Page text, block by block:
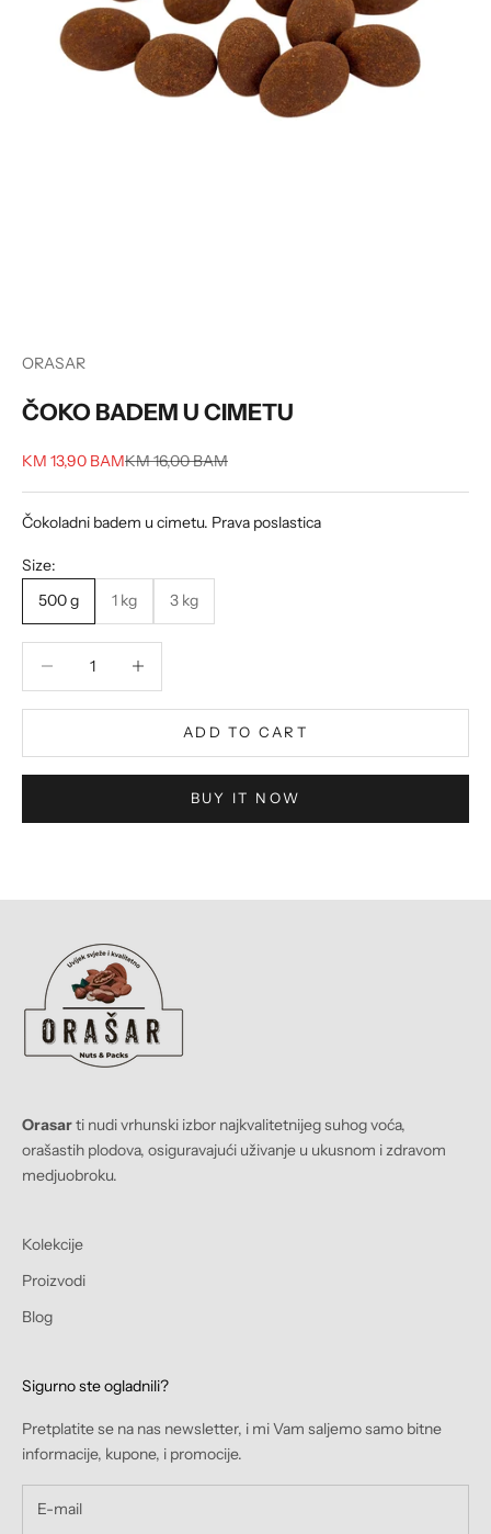
ORASAR
ČOKO BADEM U CIMETU
Sale price
KM 13,90 BAMRegular price
KM 16,00 BAM
Čokoladni badem u cimetu. Prava poslastica
Size:
500 g
1 kg 3 kg
ADD TO CART
BUY IT NOW
Orasarti nudi vrhunski izbor najkvalitetnijeg suhog voća,
orašastih plodova, osiguravajući uživanje u ukusnom i zdravom
medjuobroku.
Kolekcije
Proizvodi
Blog
Sigurno ste ogladnili?
Pretplatite se na nas newsletter, i mi Vam saljemo samo bitne
informacije, kupone, i promocije.